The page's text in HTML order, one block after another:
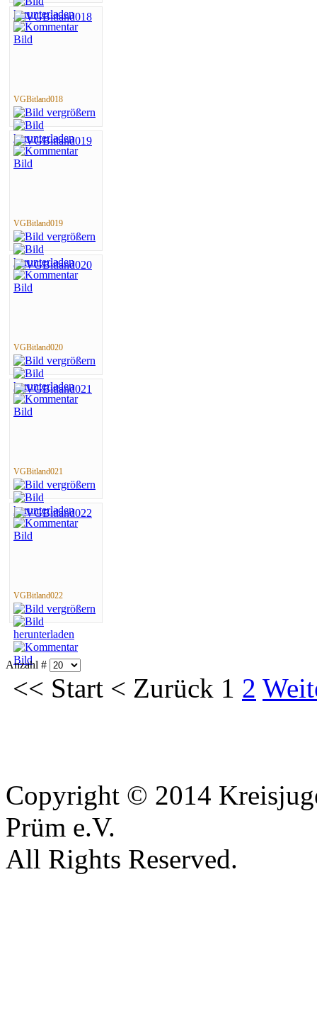
VGBitland018
VGBitland019
VGBitland020
VGBitland021
VGBitland022
Anzahl #
<< Start < Zurück 1 2
Copyright © 2014
Prüm e.V.
All Rights Reserved.